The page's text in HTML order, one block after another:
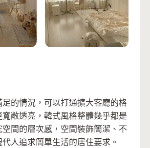
的情況，可以打通擴大客廳的格
寬敞透亮，韓式風格整體幾乎都是
空間的層次感，空間裝飾簡潔、不
人追求簡單生活的居住要求。